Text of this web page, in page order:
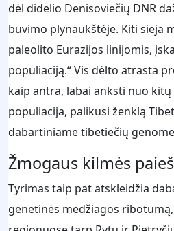
dėl didelio Denisoviečių DNR
buvimo plynaukštėje. Kiti sieja
paleolito Eurazijos linijomis,
populiaciją.“ Vis dėlto atrasta
kaip antra, labai anksti nuo kitų
populiacija, palikusi ženklą
dabartiniame tibetiečių
Žmogaus kilmės
Tyrimas taip pat atskleidžia
genetinės medžiagos